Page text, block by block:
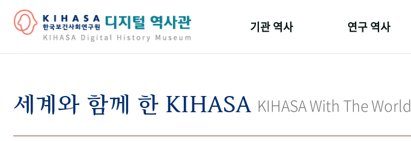
기관 역사 연구 역사
키워드로 보는 연구 역사
세계와 함께 한 KIHASA KIHASA With The World